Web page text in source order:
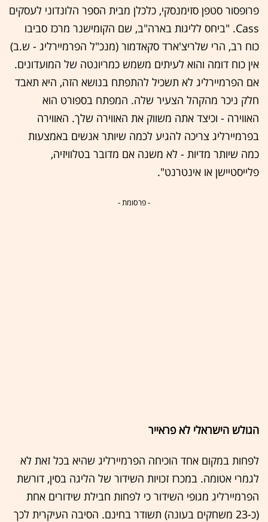
פרופסור סטפן סזימנסקי, כלכלן מבית הספר הלונדוני לעסקים
Cass. "ביחס לליגות בארה"ב, שם הקומישנר מרכז סביבו
כוח רב, הרי שלריצ'ארד סקאדמור (מנכ"ל הפרמיירליג - ש.ב)
אין כוח דומה והוא לעיתים משמש כמריונטה של המועדונים.
אם הפרמיירליג לא תשכיל להתפתח בנושא הזה, היא תאבד
חלק ניכר מהקהל הצעיר שלה. המפתח בספורט הוא
האווירה - וכיצד אתה משווק את האווירה שלך. האווירה
בפרמיירליג צריכה להגיע לכמה שיותר אנשים באמצעות
כמה שיותר מדיות - לא משנה אם מדובר בטלוויזיה,
פלייסטיישן או אינטרנט".
- פרסומת -
הגולש הישראלי לא פראייר
לפחות במקום אחד הוכיחה הפרמיירליג שהיא בכל זאת לא
לגמרי אטומה. במכרז זכויות השידור של הליגה בסין, דורשת
הפרמיירליג מגופי השידור כי לפחות חבילת שידורים אחת
(כ-23 משחקים בעונה) תשודר בחינם. הסיבה העיקרית לכך